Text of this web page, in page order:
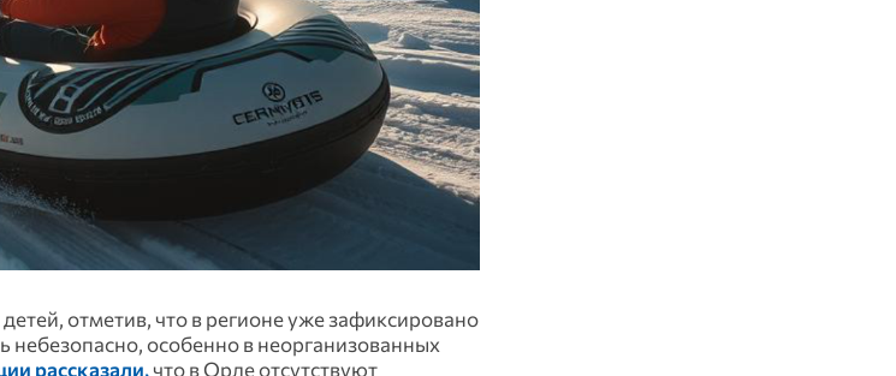
отметив, что в регионе уже зафиксировано
небезопасно, особенно в неорганизованных
рассказали,что в Орле отсутствуют